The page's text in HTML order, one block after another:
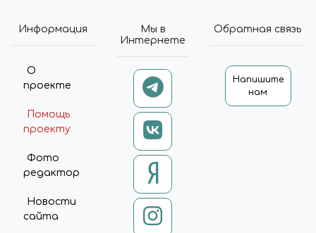
Информация
О
проекте
Помощь
проекту
Фото
редактор
Новости
сайта
Мы в
Интернете
Обратная связь
Напишите
нам